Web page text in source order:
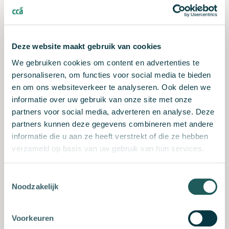
Deze website maakt gebruik van cookies
We gebruiken cookies om content en advertenties te
personaliseren, om functies voor social media te bieden
en om ons websiteverkeer te analyseren. Ook delen we
informatie over uw gebruik van onze site met onze
partners voor social media, adverteren en analyse. Deze
partners kunnen deze gegevens combineren met andere
informatie die u aan ze heeft verstrekt of die ze hebben
verzameld op basis van uw gebruik van hun services.
Noodzakelijk
Voorkeuren
Vaak op de agenda
De populairste trainingen zijn direct te boeken via een
'korte route'. Dat zijn bijvoorbeeld Bosmaaier basis,
Derksen: 'Naar die trainingen is veel vraag, dus we
trainingen in kleine groepen staan vaak op de agenda.